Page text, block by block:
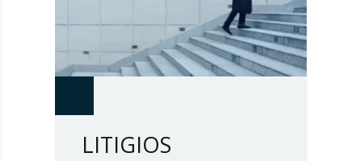
LITIGIOS